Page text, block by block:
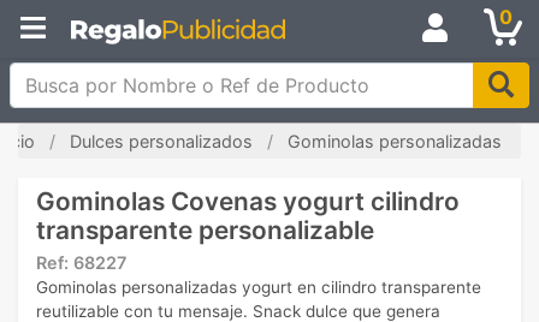
0
Busca por Nombre o Ref de Producto
Dulces personalizados Gominolas personalizadas
Gominolas Covenas yogurt cilindro
transparente personalizable
Ref: 68227
Gominolas personalizadas yogurt en cilindro transparente
reutilizable con tu mensaje. Snack dulce que genera